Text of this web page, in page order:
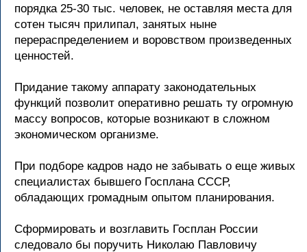
порядка 25-30 тыс. человек, не оставляя места для
сотен тысяч прилипал, занятых ныне
перераспределением и воровством произведенных
ценностей.
Придание такому аппарату законодательных
функций позволит оперативно решать ту огромную
массу вопросов, которые возникают в сложном
экономическом организме.
При подборе кадров надо не забывать о еще живых
специалистах бывшего Госплана СССР,
обладающих громадным опытом планирования.
Сформировать и возглавить Госплан России
следовало бы поручить Николаю Павловичу